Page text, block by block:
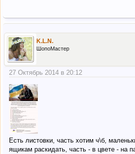
K.L.N.
ШопоМастер
27 Октябрь 2014 в 20:12
Есть листовки, часть хотим ч\б,
ящикам раскидать, часть - в цвете - на